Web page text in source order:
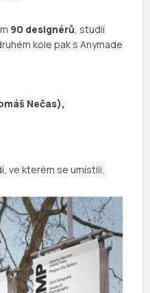
90 designérů, studií
kole pak s Anymade
Nečas),
ve kterém se umístili.